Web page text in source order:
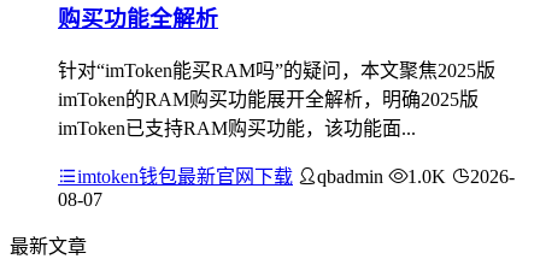
购买功能全解析
针对“imToken能买RAM吗”的疑问，本文聚焦2025版
imToken的RAM购买功能展开全解析，明确2025版
imToken已支持RAM购买功能，该功能面...
imtoken钱包最新官网下载 qbadmin 1.0K
2026-
08-07
最新文章